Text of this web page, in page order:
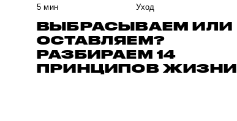
5 мин Уход
ВЫБРАСЫВАЕМ ИЛИ
ОСТАВЛЯЕМ?
РАЗБИРАЕМ 14
ПРИНЦИПОВ ЖИЗНИ